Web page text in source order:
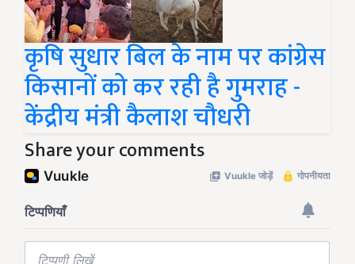
कृषि सुधार बिल के नाम पर कांग्रेस
किसानों को कर रही है गुमराह -
केंद्रीय मंत्री कैलाश चौधरी
Share your comments